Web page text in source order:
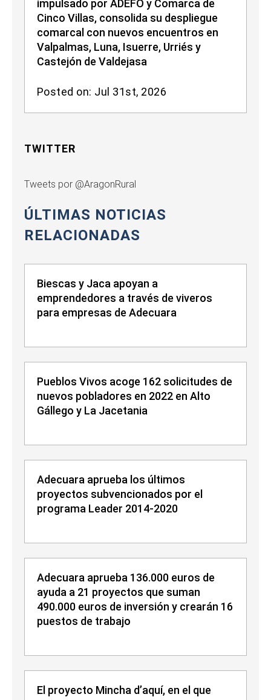
impulsado por ADEFO y Comarca de
Cinco Villas, consolida su despliegue
comarcal con nuevos encuentros en
Valpalmas, Luna, Isuerre, Urriés y
Castejón de Valdejasa
Posted on: Jul 31st, 2026
TWITTER
Tweets por @AragonRural
ÚLTIMAS NOTICIAS
RELACIONADAS
Biescas y Jaca apoyan a
emprendedores a través de viveros
para empresas de Adecuara
Pueblos Vivos acoge 162 solicitudes de
nuevos pobladores en 2022 en Alto
Gállego y La Jacetania
Adecuara aprueba los últimos
proyectos subvencionados por el
programa Leader 2014-2020
Adecuara aprueba 136.000 euros de
ayuda a 21 proyectos que suman
490.000 euros de inversión y crearán 16
puestos de trabajo
El proyecto Mincha d’aquí, en el que